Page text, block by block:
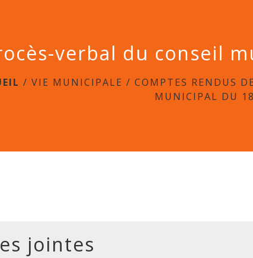
verbal du conseil
/VIE MUNICIPALE /COMPTES RENDUS
MUNICIPAL DU
jointes